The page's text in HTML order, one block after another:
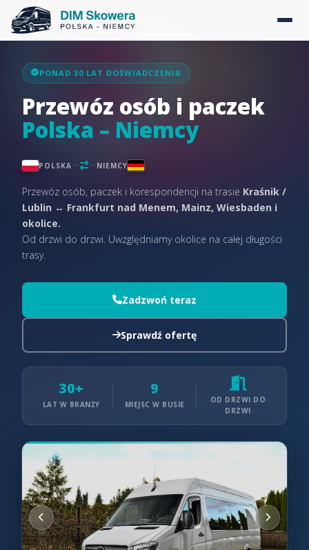
PONAD 30 LAT DOŚWIADCZENIA
Przewóz osób i paczek
Polska – Niemcy
POLSKA NIEMCY
Przewóz osób, paczek i korespondencji na trasie Kraśnik /
Lublin ↔ Frankfurt nad Menem, Mainz, Wiesbaden i
okolice.
Od drzwi do drzwi. Uwzględniamy okolice na całej długości
trasy.
Zadzwoń teraz
Sprawdź ofertę
30+
LAT W BRANŻY
9
MIEJSC W BUSIE
OD DRZWI DO
DRZWI